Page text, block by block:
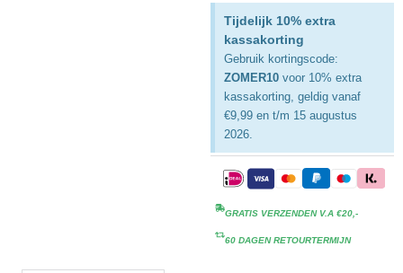
Tijdelijk 10% extra
kassakorting
Gebruik kortingscode:
ZOMER10 voor 10% extra
kassakorting, geldig vanaf
€9,99 en t/m 15 augustus
2026.
GRATIS VERZENDEN V.A €20,-
60 DAGEN RETOURTERMIJN